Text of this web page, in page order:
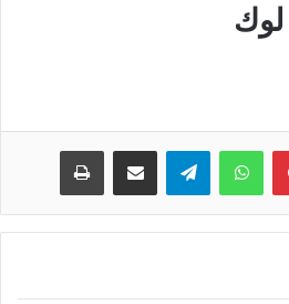
بينتيريستواتساب تيلقرام مشاركة عبر البريد طباعة